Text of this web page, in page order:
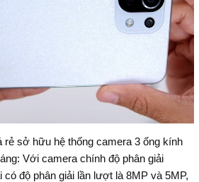
rẻ sở hữu hệ thống camera 3 ống kính
Với camera chính độ phân giải
có độ phân giải lần lượt là 8MP và 5MP,